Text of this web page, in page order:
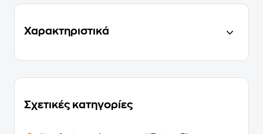
Χαρακτηριστικά
Σχετικές κατηγορίες